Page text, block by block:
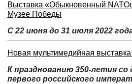
Выставка «Обыкновенный
Музее Победы
С 22 июня до 31 июля 2022
Новая мультимедийная
К празднованию 350-летия со
первого российского